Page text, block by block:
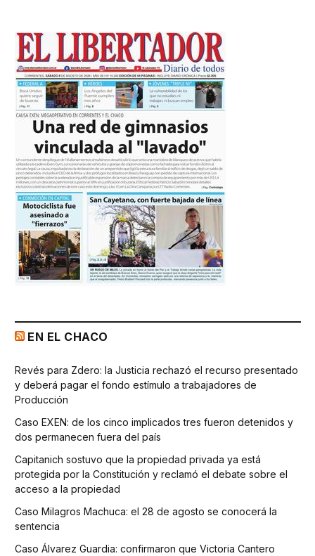
EN EL CHACO
Revés para Zdero: la Justicia rechazó el recurso presentado
y deberá pagar el fondo estímulo a trabajadores de
Producción
Caso EXEN: de los cinco implicados tres fueron detenidos y
dos permanecen fuera del país
Capitanich sostuvo que la propiedad privada ya está
protegida por la Constitución y reclamó el debate sobre el
acceso a la propiedad
Caso Milagros Machuca: el 28 de agosto se conocerá la
sentencia
Caso Álvarez Guardia: confirmaron que Victoria Cantero